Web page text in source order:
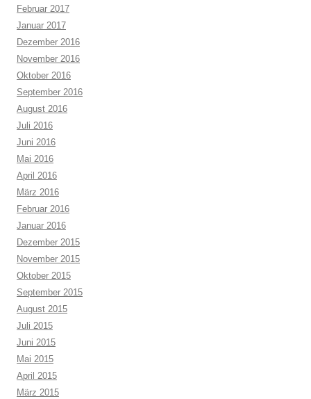
Februar 2017
Januar 2017
Dezember 2016
November 2016
Oktober 2016
September 2016
August 2016
Juli 2016
Juni 2016
Mai 2016
April 2016
März 2016
Februar 2016
Januar 2016
Dezember 2015
November 2015
Oktober 2015
September 2015
August 2015
Juli 2015
Juni 2015
Mai 2015
April 2015
März 2015